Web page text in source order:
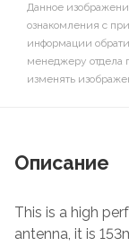
Данное
ознакомления с
информации
менеджеру отдела
изменять
Описание
This is a high
antenna, it is